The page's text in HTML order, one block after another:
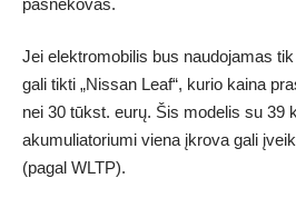
Jei elektromobilis bus naudojamas
gali tikti „Nissan Leaf“, kurio kaina
nei 30 tūkst. eurų. Šis modelis su 39
akumuliatoriumi viena įkrova gali
(pagal WLTP).